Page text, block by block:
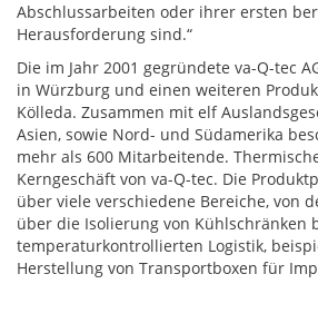
Abschlussarbeiten oder ihrer ersten
Herausforderung sind.“
Die im Jahr 2001 gegründete va-Q-tec
in Würzburg und einen weiteren
Kölleda. Zusammen mit elf
Asien, sowie Nord- und Südamerika
mehr als 600 Mitarbeitende.
Kerngeschäft von va-Q-tec. Die
über viele verschiedene Bereiche, von
über die Isolierung von Kühlschränken
temperaturkontrollierten Logistik,
Herstellung von Transportboxen für